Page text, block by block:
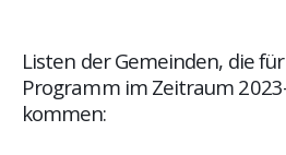
Listen der Gemeinden, die für
Programm im Zeitraum
kommen: